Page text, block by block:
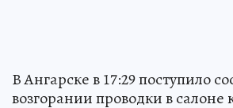
В Ангарске в 17:29 поступило
возгорании проводки в салоне